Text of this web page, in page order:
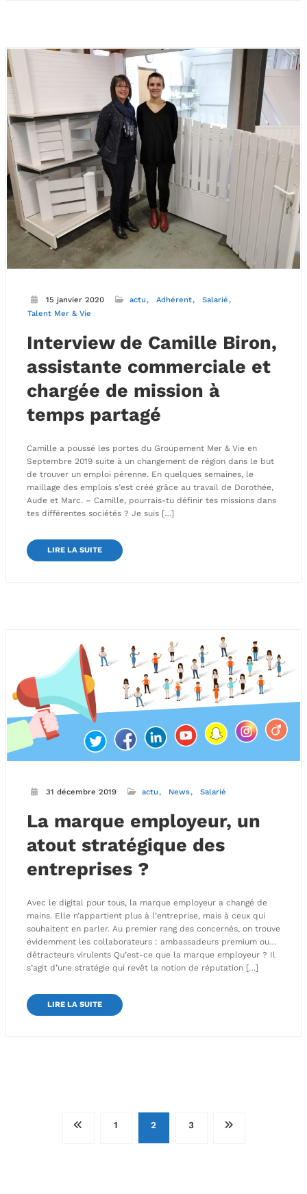
15 janvier 2020 actu Adhérent
Salarié
Talent Mer & Vie
Interview de Camille Biron,
assistante commerciale et
chargée de mission à
temps partagé
Camille a poussé les portes du Groupement Mer & Vie en
Septembre 2019 suite à un changement de région dans le but
de trouver un emploi pérenne. En quelques semaines, le
maillage des emplois s’est créé grâce au travail de Dorothée,
Aude et Marc. – Camille, pourrais-tu définir tes missions dans
tes différentes sociétés ? Je suis […]
LIRE LA SUITE
31 décembre 2019 actu News Salarié
La marque employeur, un
atout stratégique des
entreprises ?
Avec le digital pour tous, la marque employeur a changé de
mains. Elle n’appartient plus à l’entreprise, mais à ceux qui
souhaitent en parler. Au premier rang des concernés, on trouve
évidemment les collaborateurs : ambassadeurs premium ou…
détracteurs virulents Qu’est-ce que la marque employeur ? Il
s’agit d’une stratégie qui revêt la notion de réputation […]
LIRE LA SUITE
Pagination
1 2 3